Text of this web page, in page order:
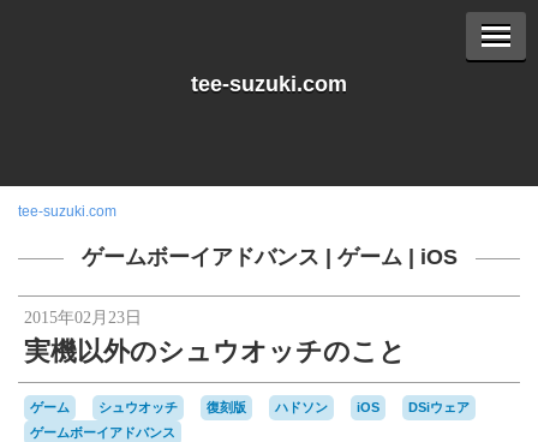
tee-suzuki.com
tee-suzuki.com
ゲームボーイアドバンス ゲーム| iOS
2015年02月23日
実機以外のシュウオッチのこと
ゲーム シュウオッチ 復刻版 ハドソン iOS
DSiウェア
ゲームボーイアドバンス